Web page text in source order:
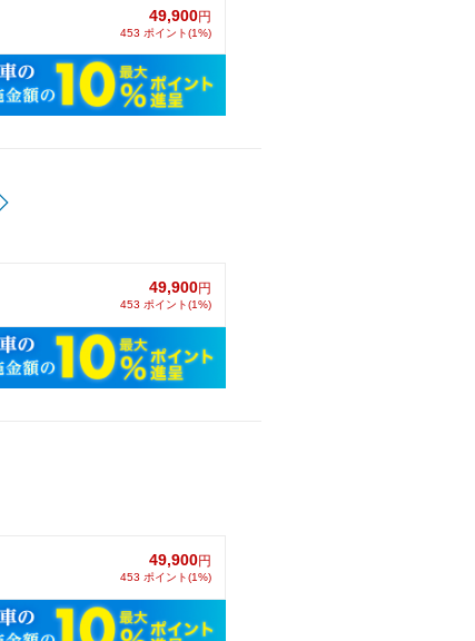
49,900円
453 ポイント(1%)
49,900円
453 ポイント(1%)
49,900円
453 ポイント(1%)